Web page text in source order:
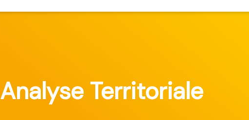
Analyse Territoriale